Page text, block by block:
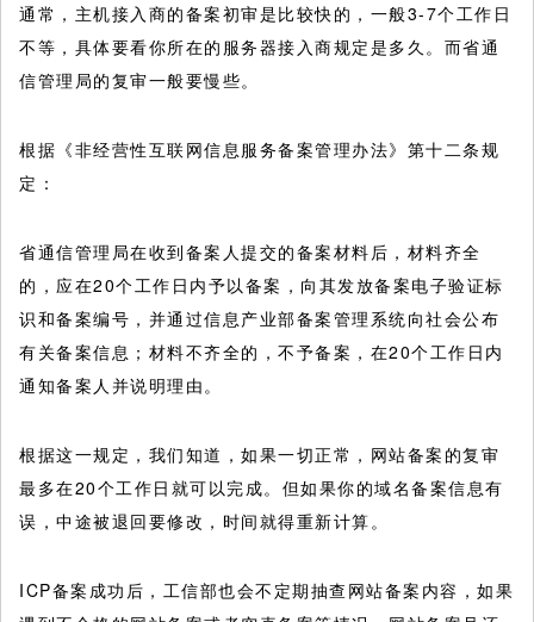
通常，主机接入商的备案初审是比较快的，一般3-7个工作日
不等，具体要看你所在的服务器接入商规定是多久。而省通
信管理局的复审一般要慢些。
根据《非经营性互联网信息服务备案管理办法》第十二条规
定：
省通信管理局在收到备案人提交的备案材料后，材料齐全
的，应在20个工作日内予以备案，向其发放备案电子验证标
识和备案编号，并通过信息产业部备案管理系统向社会公布
有关备案信息；材料不齐全的，不予备案，在20个工作日内
通知备案人并说明理由。
根据这一规定，我们知道，如果一切正常，网站备案的复审
最多在20个工作日就可以完成。但如果你的域名备案信息有
误，中途被退回要修改，时间就得重新计算。
ICP备案成功后，工信部也会不定期抽查网站备案内容，如果